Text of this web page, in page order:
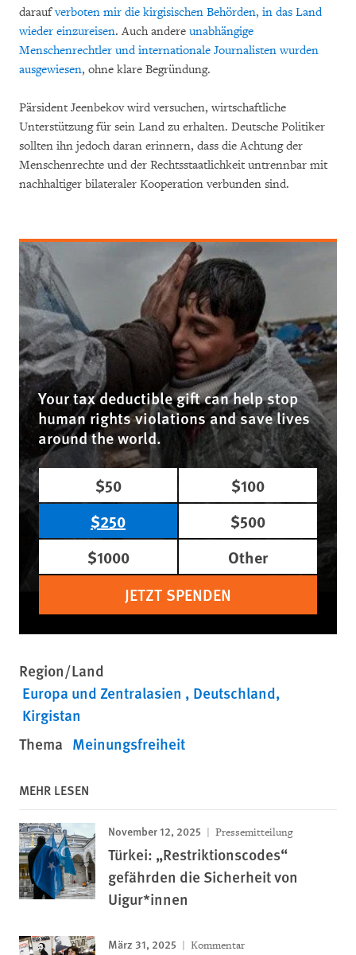
daraufverboten mir die kirgisischen Behörden, in das Land
wieder einzureisen. Auch andere unabhängige
Menschenrechtler und internationale Journalisten wurden
ausgewiesen, ohne klare Begründung.
Pärsident Jeenbekov wird versuchen, wirtschaftliche
Unterstützung für sein Land zu erhalten. Deutsche Politiker
sollten ihn jedoch daran erinnern, dass die Achtung der
Menschenrechte und der Rechtsstaatlichkeit untrennbar mit
nachhaltiger bilateraler Kooperation verbunden sind.
Your tax deductible gift can help stop
human rights violations and save lives
around the world.
$50
$100
$250
$500
$1000
Other
JETZT SPENDEN
Region/Land
Europa und Zentralasien
Deutschland
Kirgistan
Thema Meinungsfreiheit
MEHR LESEN
November 12, 2025 Pressemitteilung
Türkei: „Restriktionscodes“
gefährden die Sicherheit von
Uigur*innen
März 31, 2025 Kommentar